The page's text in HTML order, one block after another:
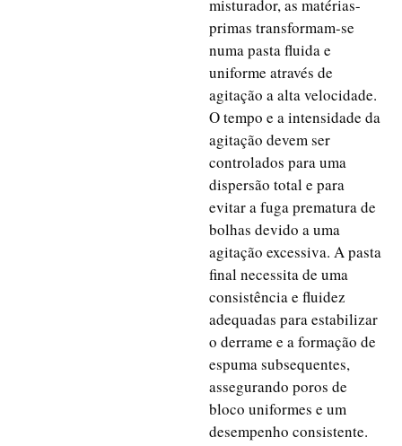
misturador, as matérias-
primas transformam-se
numa pasta fluida e
uniforme através de
agitação a alta velocidade.
O tempo e a intensidade da
agitação devem ser
controlados para uma
dispersão total e para
evitar a fuga prematura de
bolhas devido a uma
agitação excessiva. A pasta
final necessita de uma
consistência e fluidez
adequadas para estabilizar
o derrame e a formação de
espuma subsequentes,
assegurando poros de
bloco uniformes e um
desempenho consistente.